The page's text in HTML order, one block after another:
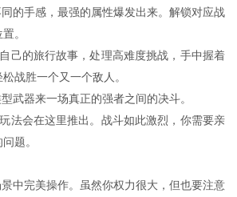
的手感，最强的属性爆发出来。解锁对应战
。
己的旅行故事，处理高难度挑战，手中握着
战胜一个又一个敌人。
武器来一场真正的强者之间的决斗。
法会在这里推出。战斗如此激烈，你需要亲
题。
中完美操作。虽然你权力很大，但也要注意